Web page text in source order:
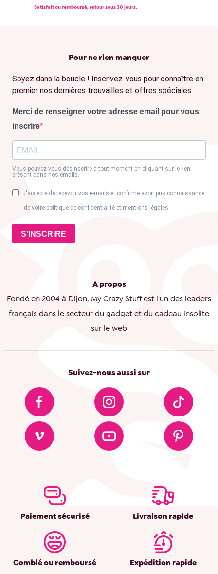
Satisfait ou remboursé, retour sous 30 jours.
Pour ne rien manquer
Soyez dans la boucle ! Inscrivez-vous pour connaître en
premier nos dernières trouvailles et offres spéciales.
Merci de renseigner votre adresse email pour vous
inscrire
Vous pouvez vous désinscrire à tout moment en cliquant sur le lien
présent dans nos emails.
J'accepte de recevoir vos e-mails et confirme avoir pris connaissance
de votre politique de confidentialité et mentions légales.
S'INSCRIRE
A propos
Fondé en 2004 à Dijon, My Crazy Stuff est l'un des leaders
français dans le secteur du gadget et du cadeau insolite
sur le web
Suivez-nous aussi sur
Paiement sécurisé Livraison rapide
Comblé ou remboursé Expédition rapide